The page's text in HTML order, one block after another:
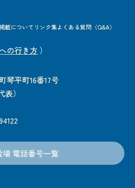
載について リンク集よくある質問（Q&A）
の行き方 ）
琴平町16番17号
）
場 電話番号一覧